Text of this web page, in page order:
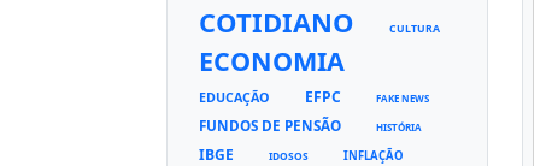
COTIDIANO CULTURA
ECONOMIA
EDUCAÇÃO EFPC FAKE NEWS
FUNDOS DE PENSÃO HISTÓRIA
IBGE IDOSOS INFLAÇÃO